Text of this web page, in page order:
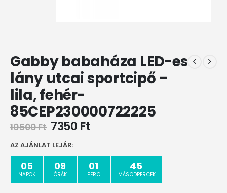
Gabby babaháza LED-es
lány utcai sportcipő –
lila, fehér-
85CEP230000722225
10500Ft 7350 Ft
AZ AJÁNLAT LEJÁR:
05
NAPOK
09
ÓRÁK
01
PERC
45
MÁSODPERCEK